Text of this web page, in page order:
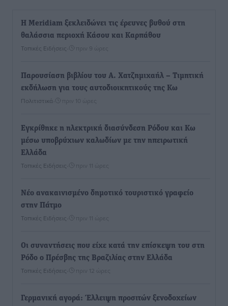
Η Meridiam ξεκλειδώνει τις έρευνες βυθού στη
θαλάσσια περιοχή Κάσου και Καρπάθου
Τοπικές Ειδήσεις πριν 9 ώρες
Παρουσίαση βιβλίου του Α. Χατζημιχαήλ – Τιμητική
εκδήλωση για τους αυτοδιοικητικούς της Κω
Πολιτιστικά πριν 10 ώρες
Εγκρίθηκε η ηλεκτρική διασύνδεση Ρόδου και Κω
μέσω υποβρύχιων καλωδίων με την ηπειρωτική
Ελλάδα
Τοπικές Ειδήσεις πριν 11 ώρες
Νέο ανακαινισμένο δημοτικό τουριστικό γραφείο
στην Πάτμο
Τοπικές Ειδήσεις πριν 11 ώρες
Οι συναντήσεις που είχε κατά την επίσκεψη του στη
Ρόδο ο Πρέσβης της Βραζιλίας στην Ελλάδα
Τοπικές Ειδήσεις πριν 12 ώρες
Γερμανική αγορά: Έλλειψη προσιτών ξενοδοχείων